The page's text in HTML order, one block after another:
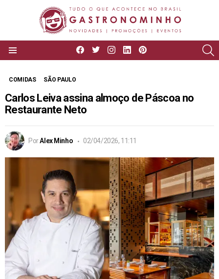
facebooktwitterinstagram
linkedin
COMIDAS SÃO PAULO
Carlos Leiva assina almoço de Páscoa no
Restaurante Neto
PorAlex Minho 02/04/2026, 11:11